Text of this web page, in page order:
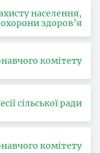
населення,
охорони здоров’я
комітету
сільської ради
комітету